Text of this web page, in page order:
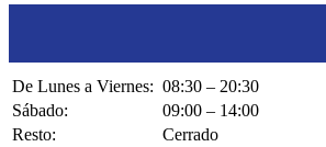
De Lunes a Viernes: 08:30 – 20:30
Sábado:
09:00 – 14:00
Resto:
Cerrado